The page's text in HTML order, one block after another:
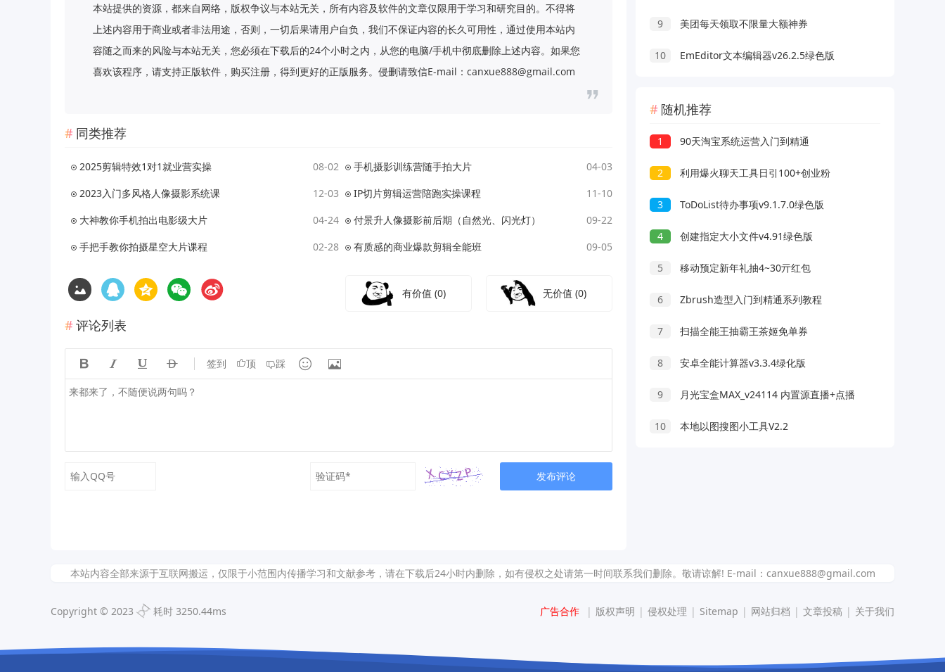
本站提供的资源，都来自网络，版权争议与本站无关，所有内容及软件的文章仅限用于学习和研究目的。不得将
上述内容用于商业或者非法用途，否则，一切后果请用户自负，我们不保证内容的长久可用性，通过使用本站内
容随之而来的风险与本站无关，您必须在下载后的24个小时之内，从您的电脑/手机中彻底删除上述内容。如果您
喜欢该程序，请支持正版软件，购买注册，得到更好的正版服务。侵删请致信E-mail：canxue888@gmail.com
同类推荐
2025剪辑特效1对1就业营实操 08-02 手机摄影训练营随手拍大片
04-03
2023入门多风格人像摄影系统课
12-03 IP切片剪辑运营陪跑实操课程
11-10
大神教你手机拍出电影级大片
04-24 付景升人像摄影前后期（自然光、闪光灯）
09-22
手把手教你拍摄星空大片课程
02-28 有质感的商业爆款剪辑全能班 09-05
有价值(0) 无价值(0)
评论列表
    签到 顶 踩  
发布评论
9 美团每天领取不限量大额神券
10 EmEditor文本编辑器v26.2.5绿色版
随机推荐
1 90天淘宝系统运营入门到精通
2 利用爆火聊天工具日引100+创业粉
3 ToDoList待办事项v9.1.7.0绿色版
4 创建指定大小文件v4.91绿色版
5 移动预定新年礼抽4~30亓红包
6 Zbrush造型入门到精通系列教程
7 扫描全能王抽霸王茶姬免单券
8 安卓全能计算器v3.3.4绿化版
9 月光宝盒MAX_v24114 内置源直播+点播
10 本地以图搜图小工具V2.2
本站内容全部来源于互联网搬运，仅限于小范围内传播学习和文献参考，请在下载后24小时内删除，如有侵权之处请第一时间联系我们删除。敬请谅解! E-mail：canxue888@gmail.com
Copyright © 2023 耗时 3250.44ms 广告合作 | 版权声明 | 侵权处理 | Sitemap | 网站归档 | 文章投稿 | 关于我们